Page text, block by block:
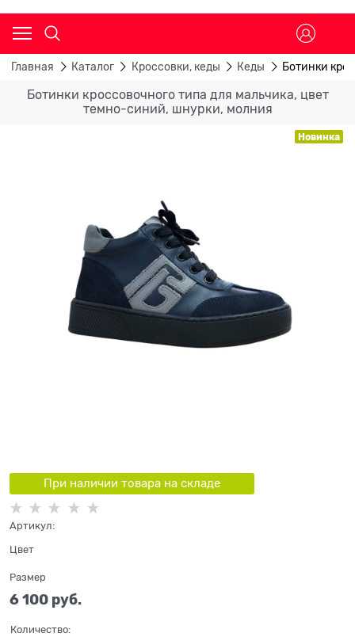
Главная Каталог Кроссовки, кеды Кеды Ботинки
Ботинки кроссовочного типа для мальчика, цвет
темно-синий, шнурки, молния
Новинка
При наличии товара на складе
Артикул:
Цвет
Размер
6 100 руб.
Количество: